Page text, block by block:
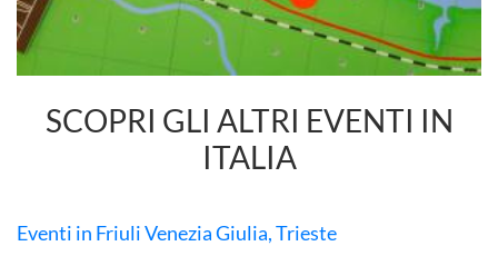
SCOPRI GLI ALTRI EVENTI IN
ITALIA
Eventi in Friuli Venezia Giulia, Trieste